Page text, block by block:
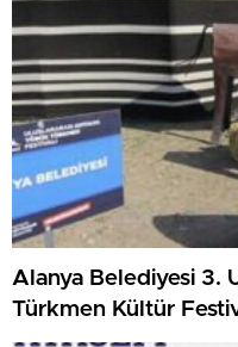
Alanya Belediyesi 3.
Türkmen Kültür